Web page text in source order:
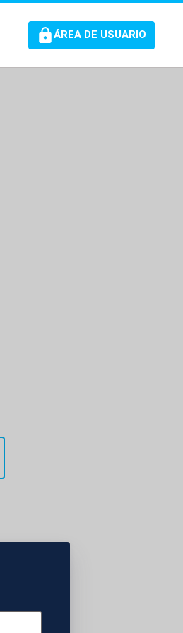
ÁREA DE USUARIO